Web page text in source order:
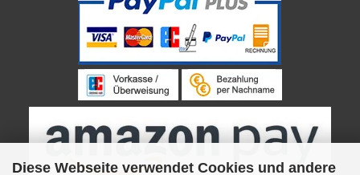
Diese Webseite verwendet Cookies und andere